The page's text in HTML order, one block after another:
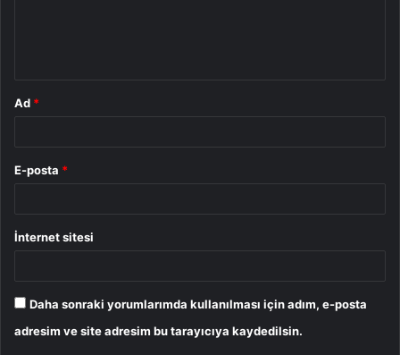
Ad *
E-posta *
İnternet sitesi
Daha sonraki yorumlarımda kullanılması için adım, e-posta
adresim ve site adresim bu tarayıcıya kaydedilsin.